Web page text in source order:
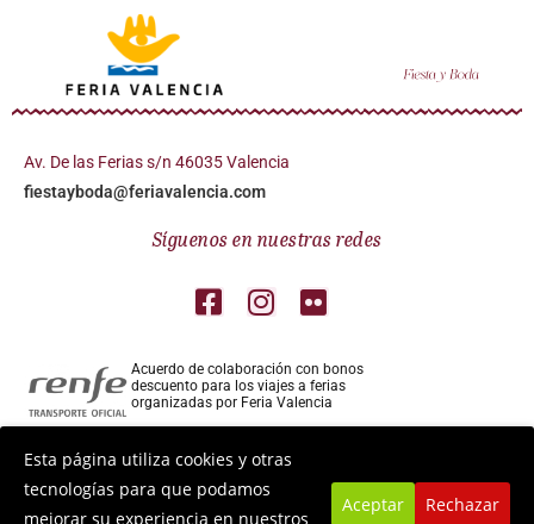
Av. De las Ferias s/n 46035 Valencia
fiestayboda@feriavalencia.com
Síguenos en nuestras redes
Acuerdo de colaboración con bonos
descuento para los viajes a ferias
organizadas por Feria Valencia
Colaborador aéreo para los viajes a ferias
organizadas por Feria Valencia
Esta página utiliza cookies y otras
tecnologías para que podamos
mejorar su experiencia en nuestros
Aceptar Rechazar